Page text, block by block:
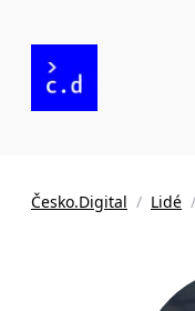
Česko.Digital / Lidé /